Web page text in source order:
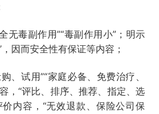
无毒副作用”“毒副作用小”；明示
因而安全性有保证等内容；
、试用”“家庭必备、免费治疗、
，“评比、排序、推荐、指定、选
内容，“无效退款、保险公司保